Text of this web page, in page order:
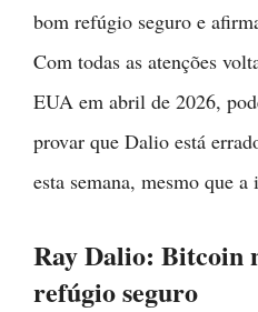
bom refúgio seguro e
Com todas as atenções
EUA em abril de 2026,
provar que Dalio está
esta semana, mesmo que
Ray Dalio: Bitcoin
refúgio seguro